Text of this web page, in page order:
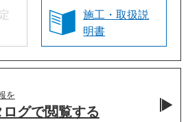
施工・取扱説
明書
を
グで閲覧する